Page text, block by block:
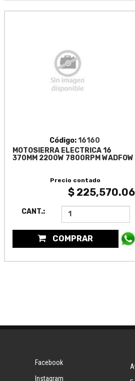
Código:16160
MOTOSIERRA ELECTRICA 16
370MM 2200W 7800RPM WADFOW
Precio contado
$ 225,570.06
CANT.:
COMPRAR
Facebook
Instagram